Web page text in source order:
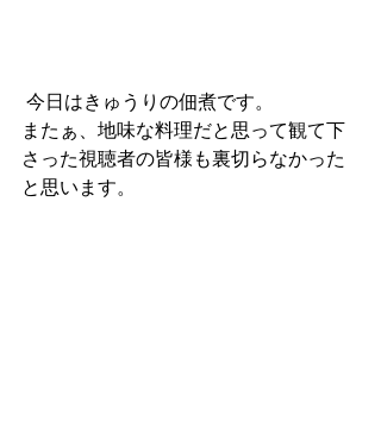
今日はきゅうりの佃煮です。
またぁ、地味な料理だと思って観て下
さった視聴者の皆様も裏切らなかった
と思います。